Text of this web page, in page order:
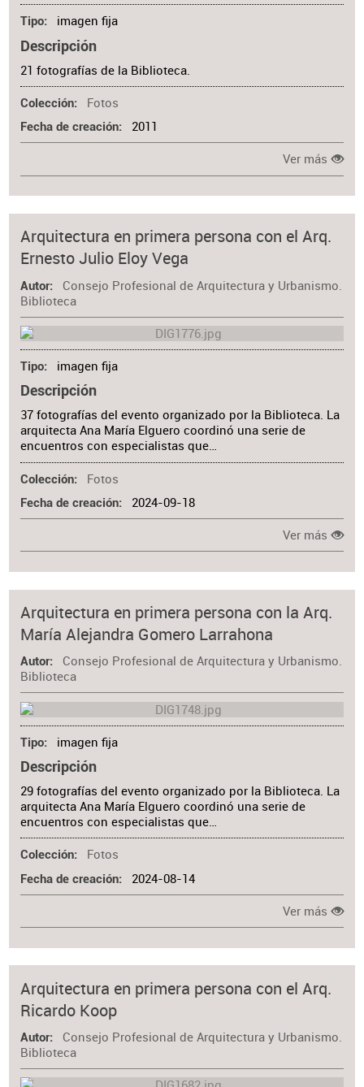
Tipo imagen fija
Descripción
21 fotografías de la Biblioteca.
Colección Fotos
Fecha de creación 2011
Ver más
Arquitectura en primera persona con el Arq.
Ernesto Julio Eloy Vega
Autor
Consejo Profesional de Arquitectura y Urbanismo.
Biblioteca
Tipo imagen fija
Descripción
37 fotografías del evento organizado por la Biblioteca. La
arquitecta Ana María Elguero coordinó una serie de
encuentros con especialistas que…
Colección Fotos
Fecha de creación 2024-09-18
Ver más
Arquitectura en primera persona con la Arq.
María Alejandra Gomero Larrahona
Autor
Consejo Profesional de Arquitectura y Urbanismo.
Biblioteca
Tipo imagen fija
Descripción
29 fotografías del evento organizado por la Biblioteca. La
arquitecta Ana María Elguero coordinó una serie de
encuentros con especialistas que…
Colección Fotos
Fecha de creación 2024-08-14
Ver más
Arquitectura en primera persona con el Arq.
Ricardo Koop
Autor
Consejo Profesional de Arquitectura y Urbanismo.
Biblioteca